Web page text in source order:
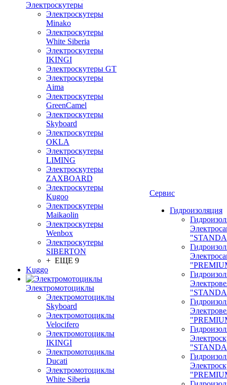
Электроскутеры
Электроскутеры
Minako
Электроскутеры
White Siberia
Электроскутеры
IKINGI
Электроскутеры GT
Электроскутеры
Aima
Электроскутеры
GreenCamel
Электроскутеры
Skyboard
Электроскутеры
OKLA
Электроскутеры
LIMING
Электроскутеры
ZAXBOARD
Электроскутеры
Kugoo
Электроскутеры
Maikaolin
Электроскутеры
Wenbox
Электроскутеры
SIBERTON
+ ЕЩЕ 9
Kuggo
Электромотоциклы
Электромотоциклы
Skyboard
Электромотоциклы
Velocifero
Электромотоциклы
IKINGI
Электромотоциклы
Ducati
Электромотоциклы
White Siberia
Сервис
Гидроизоляция